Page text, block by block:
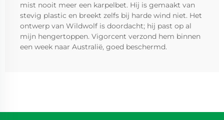
mist nooit meer een karpelbet. Hij is gemaakt van
stevig plastic en breekt zelfs bij harde wind niet. Het
ontwerp van Wildwolf is doordacht; hij past op al
mijn hengertoppen. Vigorcent verzond hem binnen
een week naar Australië, goed beschermd.